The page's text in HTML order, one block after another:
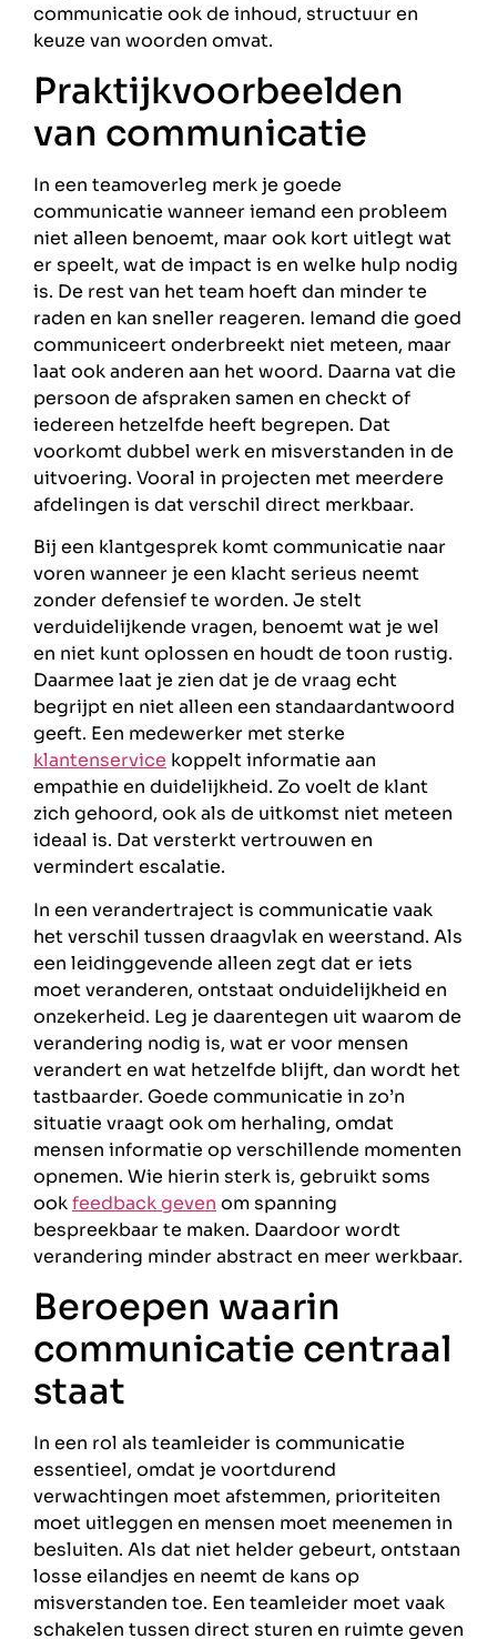
communicatie ook de inhoud, structuur en
keuze van woorden omvat.
Praktijkvoorbeelden
van communicatie
In een teamoverleg merk je goede
communicatie wanneer iemand een probleem
niet alleen benoemt, maar ook kort uitlegt wat
er speelt, wat de impact is en welke hulp nodig
is. De rest van het team hoeft dan minder te
raden en kan sneller reageren. Iemand die goed
communiceert onderbreekt niet meteen, maar
laat ook anderen aan het woord. Daarna vat die
persoon de afspraken samen en checkt of
iedereen hetzelfde heeft begrepen. Dat
voorkomt dubbel werk en misverstanden in de
uitvoering. Vooral in projecten met meerdere
afdelingen is dat verschil direct merkbaar.
Bij een klantgesprek komt communicatie naar
voren wanneer je een klacht serieus neemt
zonder defensief te worden. Je stelt
verduidelijkende vragen, benoemt wat je wel
en niet kunt oplossen en houdt de toon rustig.
Daarmee laat je zien dat je de vraag echt
begrijpt en niet alleen een standaardantwoord
geeft. Een medewerker met sterke
klantenservice koppelt informatie aan
empathie en duidelijkheid. Zo voelt de klant
zich gehoord, ook als de uitkomst niet meteen
ideaal is. Dat versterkt vertrouwen en
vermindert escalatie.
In een verandertraject is communicatie vaak
het verschil tussen draagvlak en weerstand. Als
een leidinggevende alleen zegt dat er iets
moet veranderen, ontstaat onduidelijkheid en
onzekerheid. Leg je daarentegen uit waarom de
verandering nodig is, wat er voor mensen
verandert en wat hetzelfde blijft, dan wordt het
tastbaarder. Goede communicatie in zo’n
situatie vraagt ook om herhaling, omdat
mensen informatie op verschillende momenten
opnemen. Wie hierin sterk is, gebruikt soms
ookfeedback geven om spanning
bespreekbaar te maken. Daardoor wordt
verandering minder abstract en meer werkbaar.
Beroepen waarin
communicatie centraal
staat
In een rol als teamleider is communicatie
essentieel, omdat je voortdurend
verwachtingen moet afstemmen, prioriteiten
moet uitleggen en mensen moet meenemen in
besluiten. Als dat niet helder gebeurt, ontstaan
losse eilandjes en neemt de kans op
misverstanden toe. Een teamleider moet vaak
schakelen tussen direct sturen en ruimte geven